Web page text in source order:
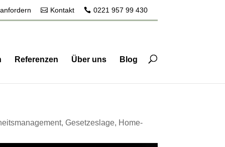
Kontakt 0221 957 99 430
Referenzen Über uns Blog
,Gesetzeslage, Home-